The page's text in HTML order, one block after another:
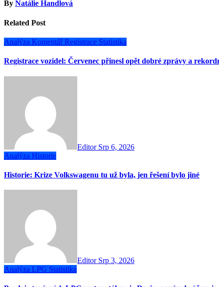
By Natálie Handlová
Related Post
Analýza Komentář Registrace Statistika
Registrace vozidel: Červenec přinesl opět dobré zprávy a
Editor Srp 6, 2026
Analýza Historie
Historie: Krize Volkswagenu tu už byla, jen řešení bylo jiné
Editor Srp 3, 2026
Analýza LPG Statistika